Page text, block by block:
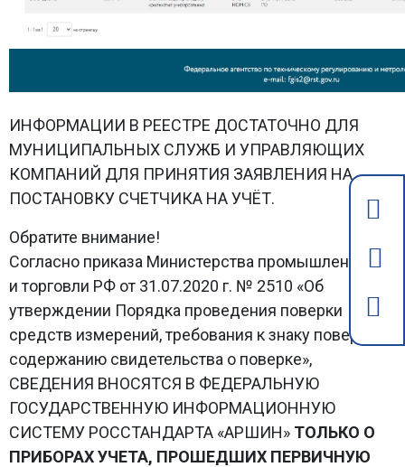
ИНФОРМАЦИИ В РЕЕСТРЕ ДОСТАТОЧНО ДЛЯ
МУНИЦИПАЛЬНЫХ СЛУЖБ И УПРАВЛЯЮЩИХ
КОМПАНИЙ ДЛЯ ПРИНЯТИЯ ЗАЯВЛЕНИЯ НА
ПОСТАНОВКУ СЧЕТЧИКА НА УЧЁТ.
Обратите внимание!
Согласно приказа Министерства промышленности
и торговли РФ от 31.07.2020 г. № 2510 «Об
утверждении Порядка проведения поверки
средств измерений, требования к знаку поверки и
содержанию свидетельства о поверке»,
СВЕДЕНИЯ ВНОСЯТСЯ В ФЕДЕРАЛЬНУЮ
ГОСУДАРСТВЕННУЮ ИНФОРМАЦИОННУЮ
СИСТЕМУ РОССТАНДАРТА «АРШИН» ТОЛЬКО О
ПРИБОРАХ УЧЕТА, ПРОШЕДШИХ ПЕРВИЧНУЮ